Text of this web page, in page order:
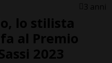
3 anni
lo stilista
al Premio
2023